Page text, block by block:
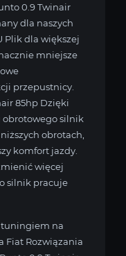
0.9 Twinair
dla naszych
Plik dla większej
mniejsze
przepustnicy.
85hp Dzięki
silnik
obrotach,
komfort jazdy.
więcej
silnik pracuje
na
Fiat Rozwiązania